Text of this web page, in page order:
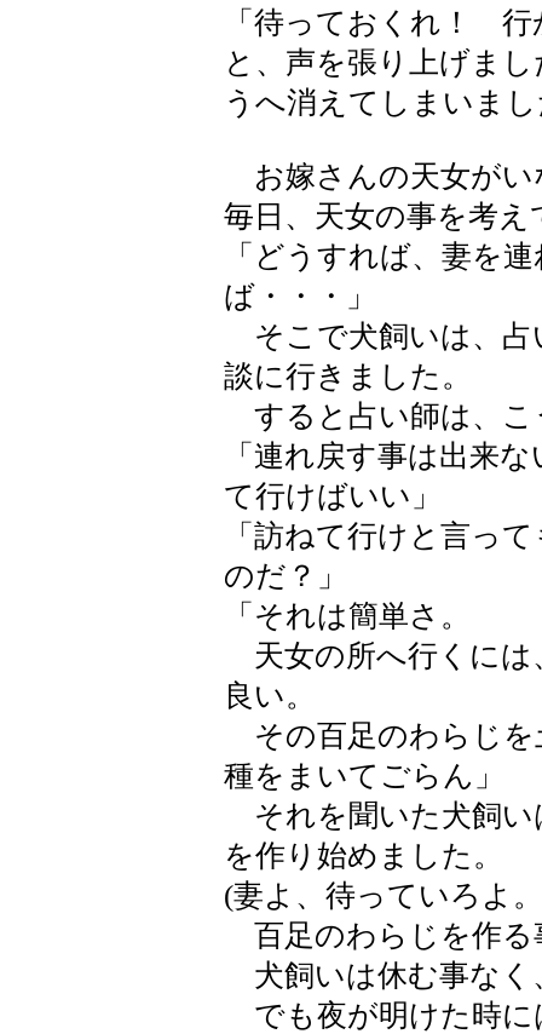
「待っておくれ！
と、声を張り上げま
うへ消えてしまいま
お嫁さんの天女がい
毎日、天女の事を考
「どうすれば、妻を
ば・・・」
そこで犬飼いは、占
談に行きました。
すると占い師は、こ
「連れ戻す事は出来
て行けばいい」
「訪ねて行けと言っ
のだ？」
「それは簡単さ。
天女の所へ行くには
良い。
その百足のわらじを
種をまいてごらん」
それを聞いた犬飼い
を作り始めました。
(妻よ、待っていろよ
百足のわらじを作る
犬飼いは休む事なく
でも夜が明けた時に